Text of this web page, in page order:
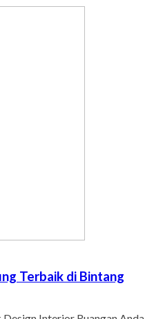
Terbaik di Bintang